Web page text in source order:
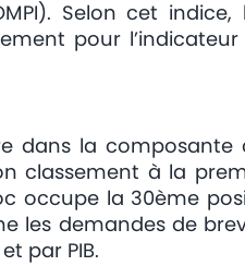
Selon cet
pour
dans la
classement à la
occupe la 30ème
les demandes de
par PIB.